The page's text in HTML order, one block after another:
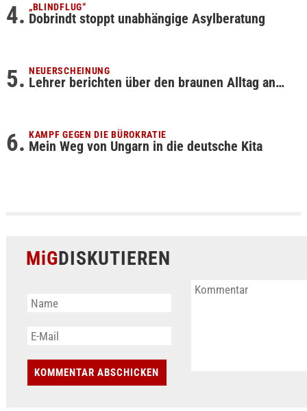
„BLINDFLUG“
Dobrindt stoppt unabhängige Asylberatung
NEUERSCHEINUNG
Lehrer berichten über den braunen Alltag an…
KAMPF GEGEN DIE BÜROKRATIE
Mein Weg von Ungarn in die deutsche Kita
MiGDISKUTIEREN